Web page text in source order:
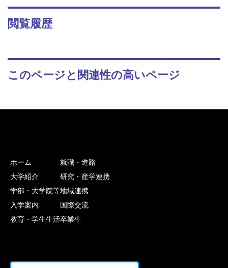
閲覧履歴
このページと関連性の高いページ
ホーム
大学紹介
学部・大学院等
入学案内
教育・学生生活
就職・進路
研究・産学連携
地域連携
国際交流
卒業生